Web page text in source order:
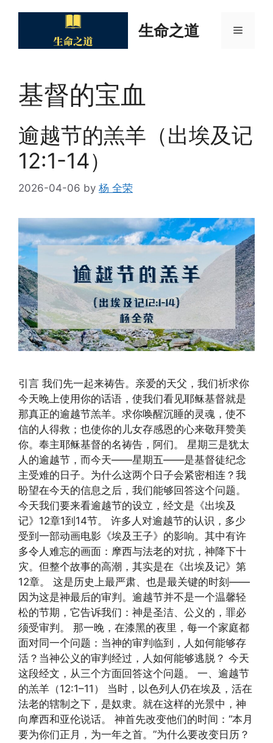
生命之道 Menu
基督的宝血
逾越节的羔羊（出埃及记
12:1-14）
2026-04-06 by 杨 全荣
引言 我们先一起来祷告。亲爱的天父，我们祈求你
今天晚上使用你的话语，使我们看见耶稣基督就是
那真正的逾越节羔羊。求你唤醒沉睡的灵魂，使不
信的人得救；也使你的儿女存感恩的心来敬拜赞美
你。奉主耶稣基督的名祷告，阿们。 星期三是犹太
人的逾越节，而今天——星期五——是基督徒纪念
主受难的日子。为什么这两个日子会紧密相连？我
盼望在今天的信息之后，我们能够回答这个问题。
今天我们要来看逾越节的设立，经文是《出埃及
记》12章1到14节。 许多人对逾越节的认识，多少
受到一部动画电影《埃及王子》的影响。其中有许
多令人难忘的画面：摩西与法老的对抗，神降下十
灾。但整个故事的高潮，其实是在《出埃及记》第
12章。 这是历史上最严肃、也是最关键的时刻——
因为这是神最后的审判。逾越节并不是一个温馨轻
松的节期，它告诉我们：神是圣洁、公义的，罪必
须受审判。 那一晚，在漆黑的夜里，每一个家庭都
面对同一个问题：当神的审判临到，人如何能够存
活？当神公义的审判经过，人如何能够逃脱？ 今天
这段经文，从三个方面回答这个问题。 一、逾越节
的羔羊（12:1–11） 当时，以色列人仍在埃及，活在
法老的辖制之下，是奴隶。就在这样的光景中，神
向摩西和亚伦说话。 神首先改变他们的时间：“本月
要为你们正月，为一年之首。”为什么要改变日历？